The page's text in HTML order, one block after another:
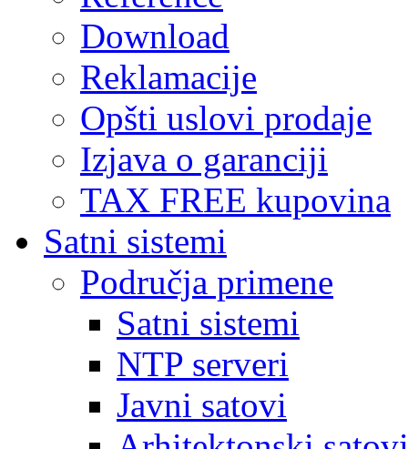
Download
Reklamacije
Opšti uslovi prodaje
Izjava o garanciji
TAX FREE kupovina
Satni sistemi
Područja primene
Satni sistemi
NTP serveri
Javni satovi